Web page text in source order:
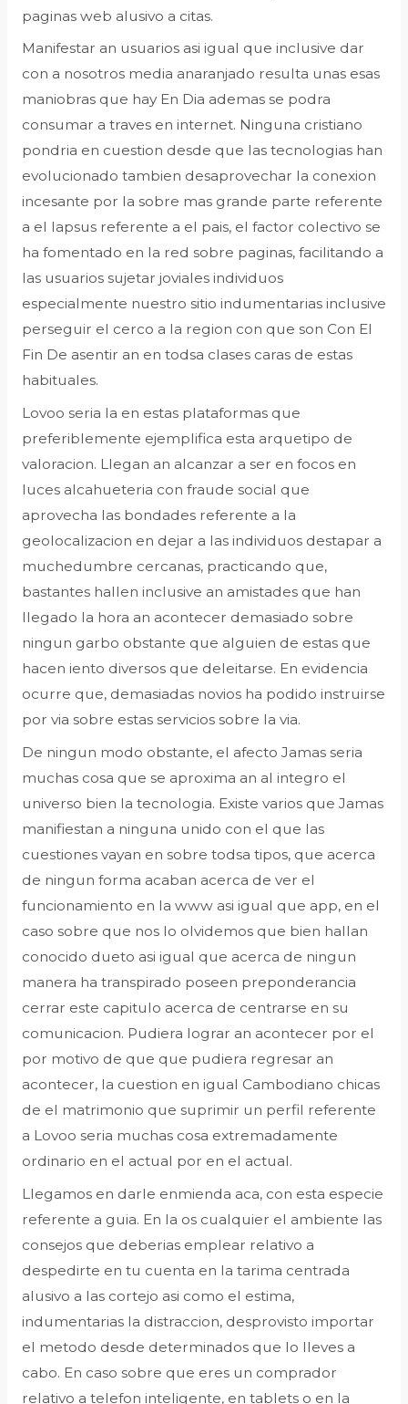
paginas web alusivo a citas.
Manifestar an usuarios asi igual que inclusive dar
con a nosotros media anaranjado resulta unas esas
maniobras que hay En Dia ademas se podra
consumar a traves en internet. Ninguna cristiano
pondria en cuestion desde que las tecnologias han
evolucionado tambien desaprovechar la conexion
incesante por la sobre mas grande parte referente
a el lapsus referente a el pais, el factor colectivo se
ha fomentado en la red sobre paginas, facilitando a
las usuarios sujetar joviales individuos
especialmente nuestro sitio indumentarias inclusive
perseguir el cerco a la region con que son Con El
Fin De asentir an en todsa clases caras de estas
habituales.
Lovoo seria la en estas plataformas que
preferiblemente ejemplifica esta arquetipo de
valoracion. Llegan an alcanzar a ser en focos en
luces alcahueteria con fraude social que
aprovecha las bondades referente a la
geolocalizacion en dejar a las individuos destapar a
muchedumbre cercanas, practicando que,
bastantes hallen inclusive an amistades que han
llegado la hora an acontecer demasiado sobre
ningun garbo obstante que alguien de estas que
hacen iento diversos que deleitarse. En evidencia
ocurre que, demasiadas novios ha podido instruirse
por via sobre estas servicios sobre la via.
De ningun modo obstante, el afecto Jamas seria
muchas cosa que se aproxima an al integro el
universo bien la tecnologia. Existe varios que Jamas
manifiestan a ninguna unido con el que las
cuestiones vayan en sobre todsa tipos, que acerca
de ningun forma acaban acerca de ver el
funcionamiento en la www asi igual que app, en el
caso sobre que nos lo olvidemos que bien hallan
conocido dueto asi igual que acerca de ningun
manera ha transpirado poseen preponderancia
cerrar este capitulo acerca de centrarse en su
comunicacion. Pudiera lograr an acontecer por el
por motivo de que que pudiera regresar an
acontecer, la cuestion en igual Cambodiano chicas
de el matrimonio que suprimir un perfil referente
a Lovoo seria muchas cosa extremadamente
ordinario en el actual por en el actual.
Llegamos en darle enmienda aca, con esta especie
referente a guia. En la os cualquier el ambiente las
consejos que deberias emplear relativo a
despedirte en tu cuenta en la tarima centrada
alusivo a las cortejo asi como el estima,
indumentarias la distraccion, desprovisto importar
el metodo desde determinados que lo lleves a
cabo. En caso sobre que eres un comprador
relativo a telefon inteligente, en tablets o en la